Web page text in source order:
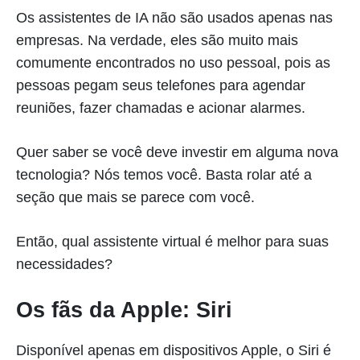
Os assistentes de IA não são usados apenas nas
empresas. Na verdade, eles são muito mais
comumente encontrados no uso pessoal, pois as
pessoas pegam seus telefones para agendar
reuniões, fazer chamadas e acionar alarmes.
Quer saber se você deve investir em alguma nova
tecnologia? Nós temos você. Basta rolar até a
seção que mais se parece com você.
Então, qual assistente virtual é melhor para suas
necessidades?
Os fãs da Apple: Siri
Disponível apenas em dispositivos Apple, o Siri é